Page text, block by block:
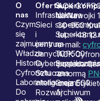
Sitemap
O
nas
Czym
się
zajmujemy
Władze
Historia
Cyfronetu
Laboratoria
Do
Oferta
Infrastruktura
Sieci
i
centrum
danych
Sztuczna
inteligencja
Rozwój
Nasze
na
TOP500
na
Green500
Archiwum
ACK
ul. Nawojki
30-950
tel.: +48
e-mail:
ACK
posiada
z normą
oraz